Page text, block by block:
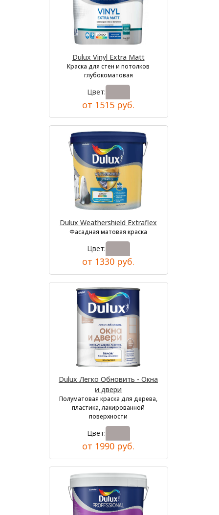
Dulux Vinyl Extra Matt
Краска для стен и потолков
глубокоматовая
Цвет:
от 1515 руб.
Dulux Weathershield Extraflex
Фасадная матовая краска
Цвет:
от 1330 руб.
Dulux Легко Обновить - Окна
и двери
Полуматовая краска для дерева,
пластика, лакированной
поверхности
Цвет:
от 1990 руб.